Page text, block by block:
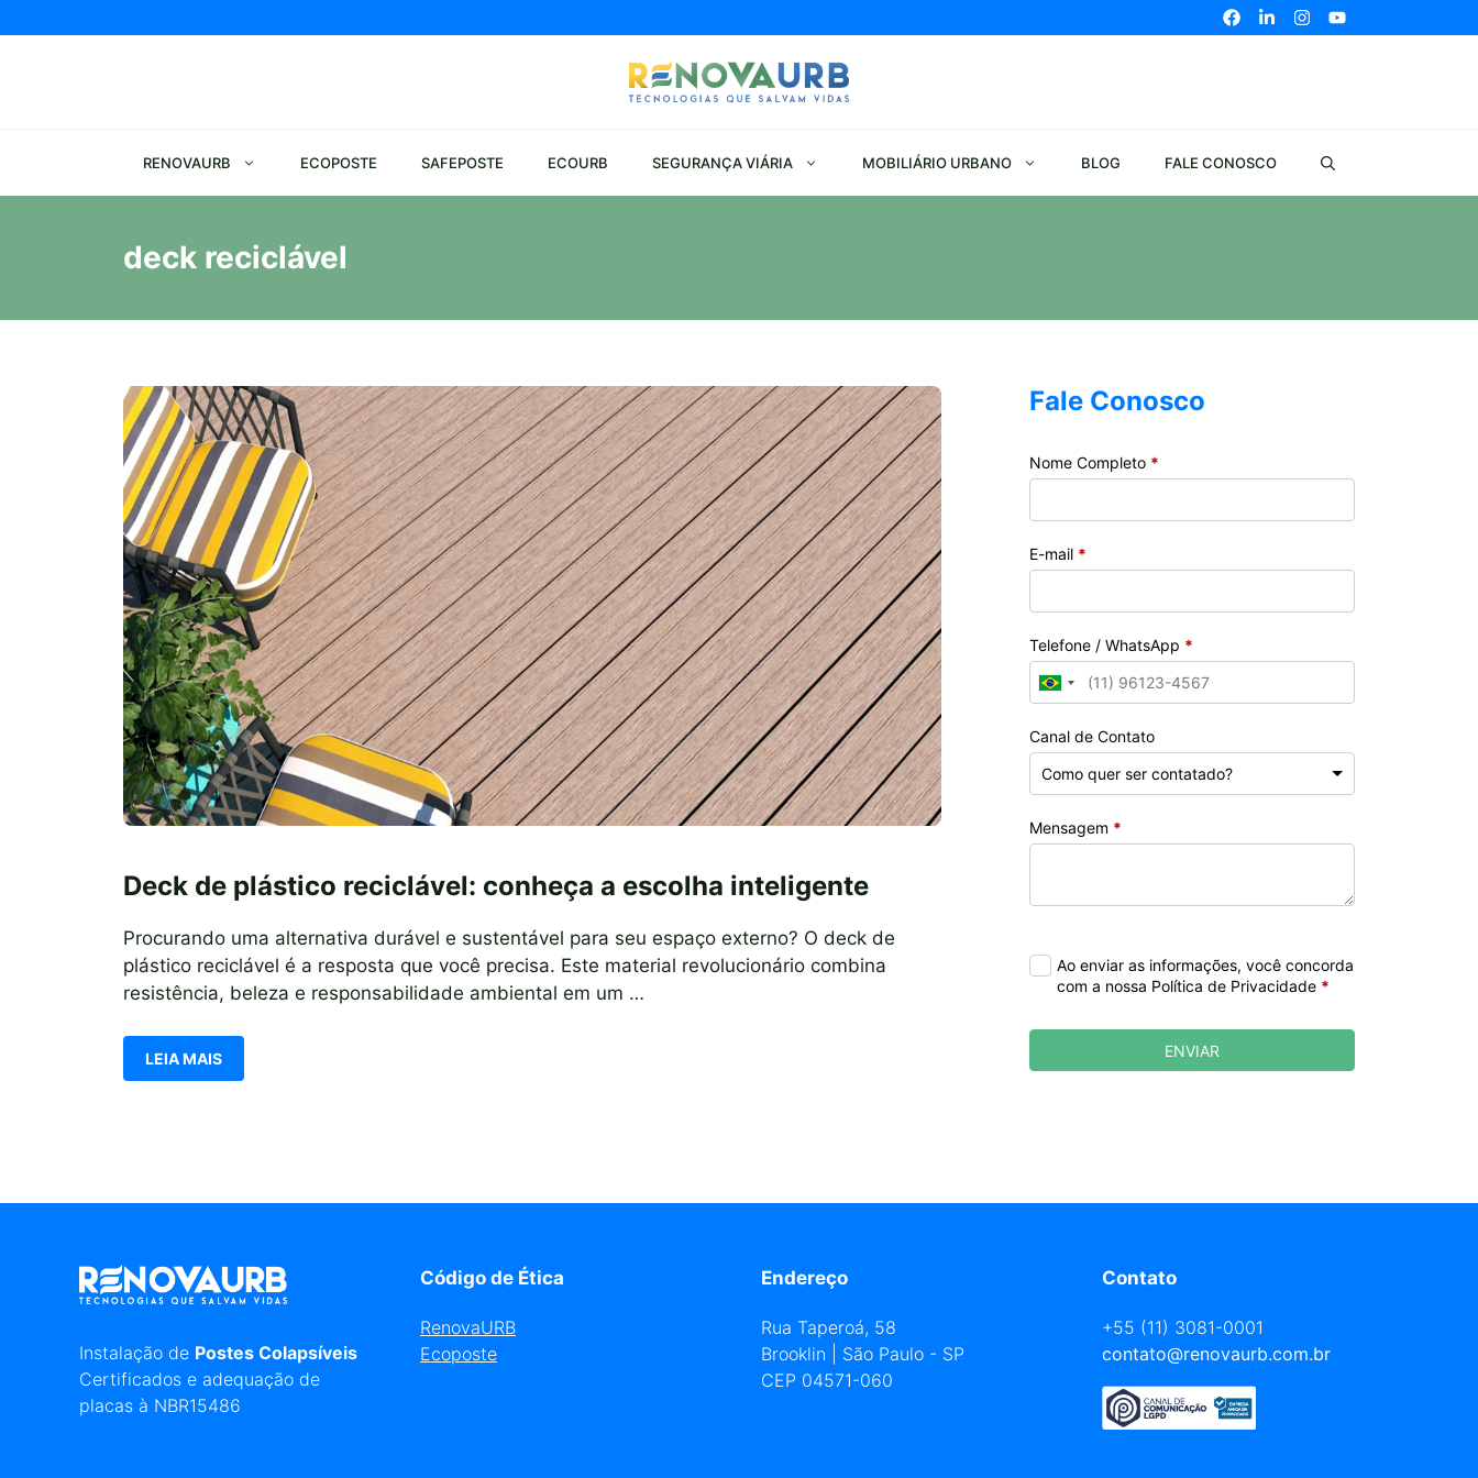
para
RENOVAURB ECOPOSTE SAFEPOSTE ECOURB SEGURANÇA VIÁRIA MOBILIÁRIO URBANO BLOG FALE CONOSCO
deck reciclável
Deck de plástico reciclável: conheça a escolha inteligente
Procurando uma alternativa durável e sustentável para seu espaço externo? O deck de
plástico reciclável é a resposta que você precisa. Este material revolucionário combina
resistência, beleza e responsabilidade ambiental em um …
LEIA MAIS
Fale Conosco
Nome Completo *
E-mail *
Telefone / WhatsApp *
Canal de Contato
Mensagem *
Ao enviar as informações, você concorda
com a nossa Política de Privacidade *
ENVIAR
Instalação de Postes Colapsíveis
Certificados e adequação de
placas à NBR15486
Código de Ética
RenovaURB
Ecoposte
Endereço
Rua Taperoá, 58
Brooklin | São Paulo - SP
CEP 04571-060
Contato
+55 (11) 3081-0001
contato@renovaurb.com.br